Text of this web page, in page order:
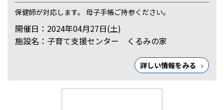
保健師が対応します。 母子手帳ご持参ください。
開催日：2024年04月27日(土)
施設名：子育て支援センター くるみの家
詳しい情報をみる